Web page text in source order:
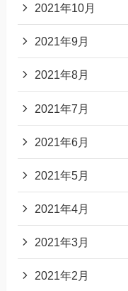
2021年10月
2021年9月
2021年8月
2021年7月
2021年6月
2021年5月
2021年4月
2021年3月
2021年2月